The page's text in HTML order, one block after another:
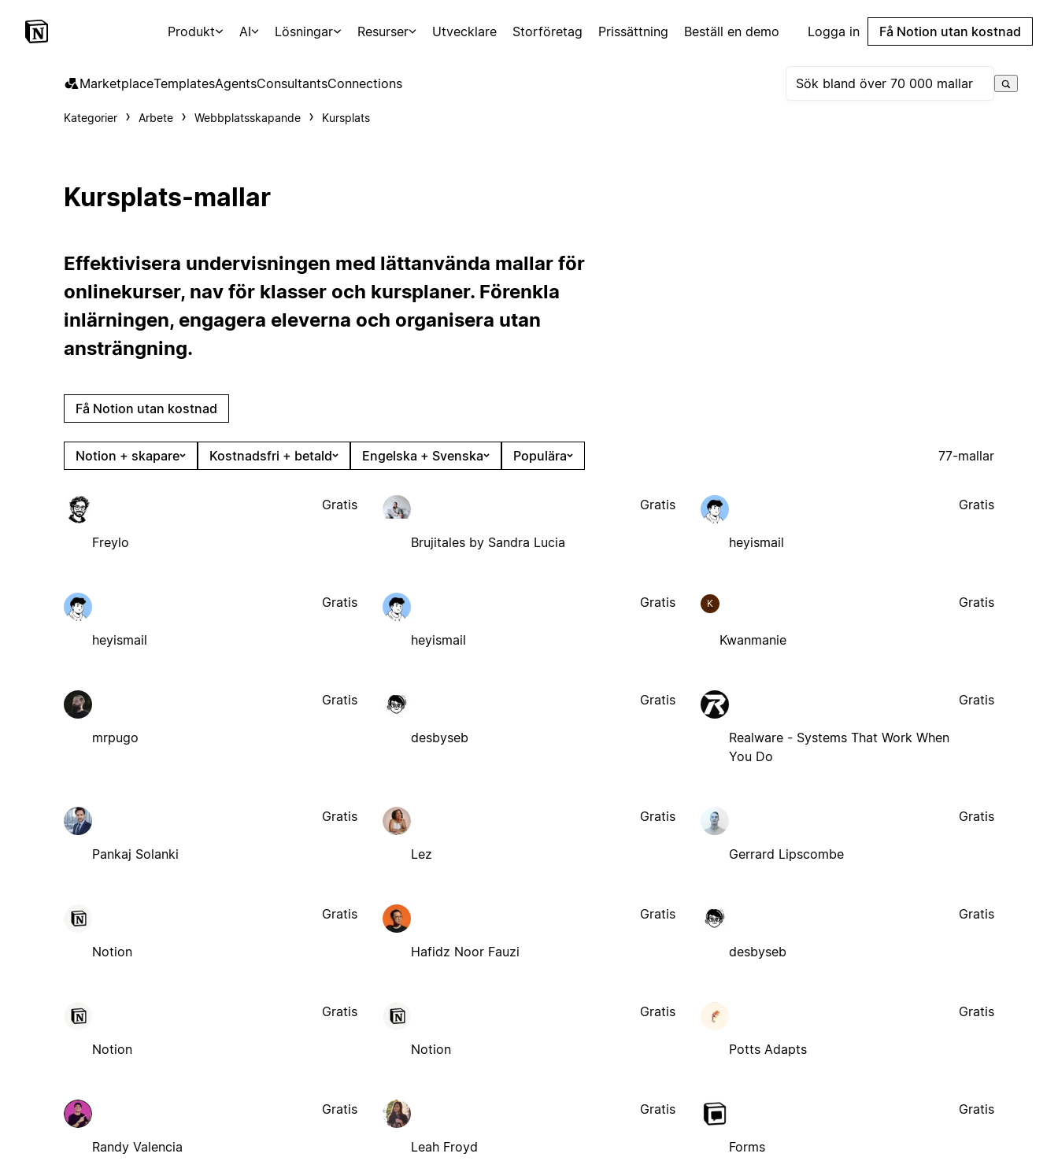
Produkt AI Lösningar Resurser Utvecklare Storföretag Prissättning Beställ en demo Logga in Få Notion utan kostnad
MarketplaceTemplatesAgentsConsultantsConnections
Kategorier Arbete Webbplatsskapande Kursplats
Kursplats-mallar
Effektivisera undervisningen med lättanvända mallar för
onlinekurser, nav för klasser och kursplaner. Förenkla
inlärningen, engagera eleverna och organisera utan
ansträngning.
Få Notion utan kostnad
Notion + skapare Kostnadsfri + betald Engelska + Svenska Populära 77-mallar
Freylo
Gratis
Brujitales by Sandra Lucia
Gratis
heyismail
Gratis
heyismail
Gratis
heyismail
Gratis K
Kwanmanie
Gratis
mrpugo
Gratis
desbyseb
Gratis
Realware - Systems That Work When
You Do
Gratis
Pankaj Solanki
Gratis
Lez
Gratis
Gerrard Lipscombe
Gratis
Notion
Gratis
Hafidz Noor Fauzi
Gratis
desbyseb
Gratis
Notion
Gratis
Notion
Gratis
Potts Adapts
Gratis
Randy Valencia
Gratis
Leah Froyd
Gratis
Forms
Gratis